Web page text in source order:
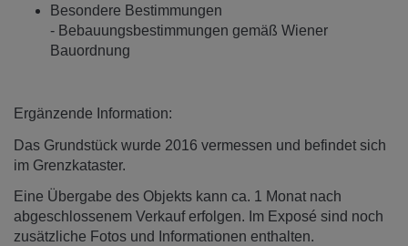
Besondere Bestimmungen
- Bebauungsbestimmungen gemäß Wiener
Bauordnung
Ergänzende Information:
Das Grundstück wurde 2016 vermessen und befindet sich
im Grenzkataster.
Eine Übergabe des Objekts kann ca. 1 Monat nach
abgeschlossenem Verkauf erfolgen. Im Exposé sind noch
zusätzliche Fotos und Informationen enthalten.